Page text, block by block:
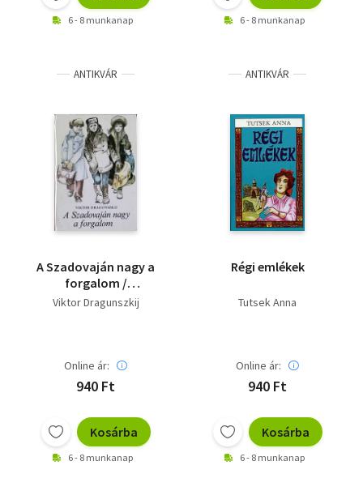
6 - 8 munkanap 6 - 8 munkanap
ANTIKVÁR
A Szadovaján nagy a
forgalom /
elbeszélések/
Viktor Dragunszkij
Online ár:
940 Ft
Kosárba
6 - 8 munkanap
ANTIKVÁR
Régi emlékek
Tutsek Anna
Online ár:
940 Ft
Kosárba
6 - 8 munkanap